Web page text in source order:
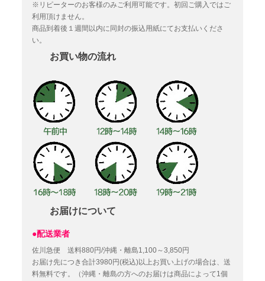
※リピーターのお客様のみご利用可能です。初回ご購入ではご
利用頂けません。
商品到着後１週間以内に同封の振込用紙にてお支払いくださ
い。
お買い物の流れ
お届けについて
●配送業者
佐川急便 送料880円/沖縄・離島1,100～3,850円
お届け先につき合計3980円(税込)以上お買い上げの場合は、送
料無料です。（沖縄・離島の方へのお届けは商品によって1個